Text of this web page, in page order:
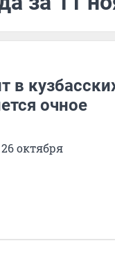
в
очное
октября